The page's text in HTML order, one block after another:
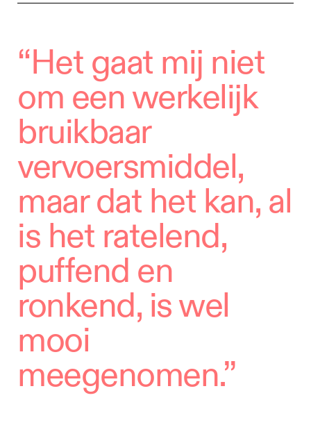
“Het gaat mij niet
om een werkelijk
bruikbaar
vervoersmiddel,
maar dat het kan, al
is het ratelend,
puffend en
ronkend, is wel
mooi
meegenomen.”